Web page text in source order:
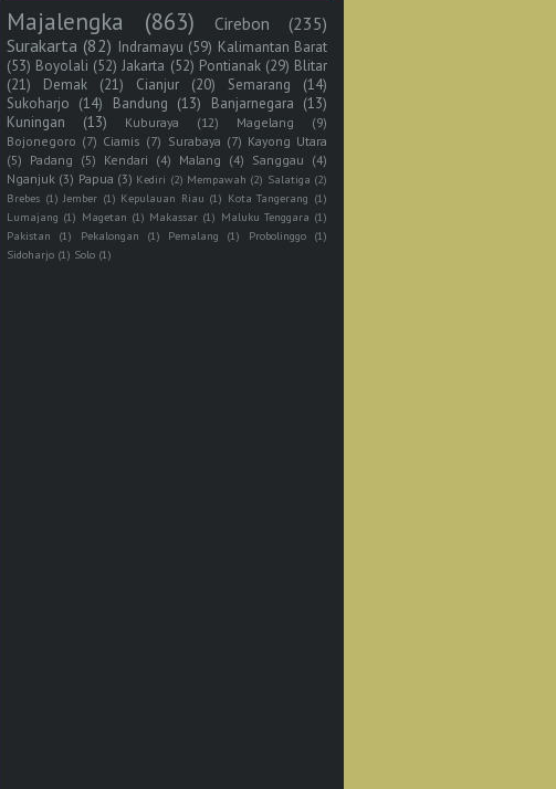
Majalengka (863) Cirebon
(235)
Surakarta (82) Indramayu (59) Kalimantan Barat
(53) Boyolali (52) Jakarta (52) Pontianak (29) Blitar
(21)
Demak (21) Cianjur (20) Semarang
(14)
Sukoharjo (14) Bandung (13) Banjarnegara (13)
Kuningan
(13) Kuburaya (12) Magelang
(9)
Bojonegoro (7) Ciamis (7) Surabaya (7) Kayong Utara
(5) Padang (5) Kendari (4) Malang (4) Sanggau (4)
Nganjuk (3) Papua (3) Kediri (2) Mempawah (2) Salatiga (2)
Brebes (1) Jember (1) Kepulauan Riau (1) Kota Tangerang (1)
Lumajang (1) Magetan (1) Makassar (1) Maluku Tenggara (1)
Pakistan
(1) Pekalongan (1) Pemalang (1) Probolinggo (1)
Sidoharjo (1) Solo (1)